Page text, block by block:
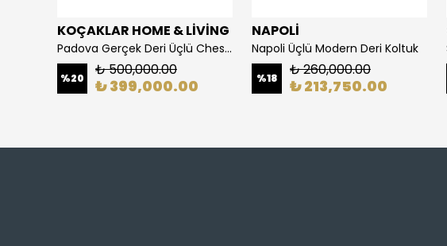
KOÇAKLAR HOME & LİVİNG
Padova Gerçek Deri Üçlü Chester Koltuk Takımı
%20 ₺ 500,000.00
₺ 399,000.00
NAPOLİ
Napoli Üçlü Modern Deri Koltuk
%18 ₺ 260,000.00
₺ 213,750.00